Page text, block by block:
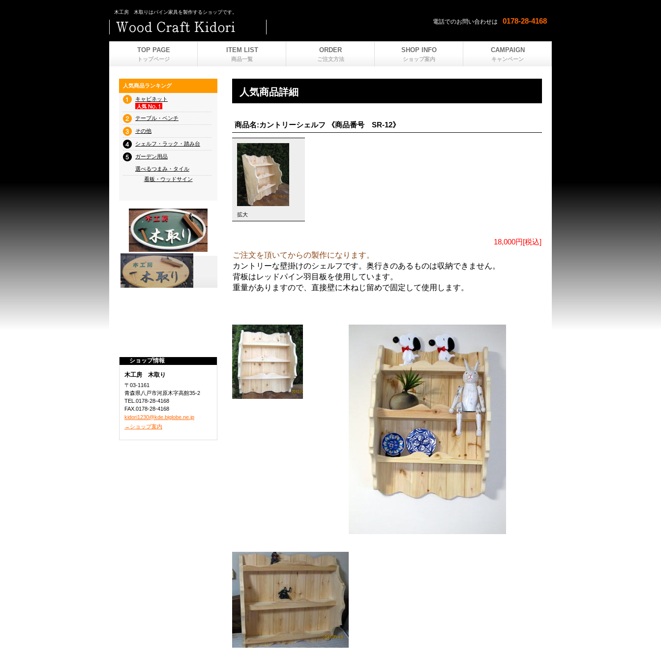
木工房 木取りはパイン家具を製作するショップです。
電話でのお問い合わせは 0178-28-4168
人気商品詳細
商品名:カントリーシェルフ 《商品番号 SR-12》
拡大
18,000円[税込]
ご注文を頂いてからの製作になります。
カントリーな壁掛けのシェルフです。奥行きのあるものは収納できません。
背板はレッドパイン羽目板を使用しています。
重量がありますので、直接壁に木ねじ留めで固定して使用します。
TOP PAGE
トップページ
ITEM LIST
商品一覧
ORDER
ご注文方法
SHOP INFO
ショップ案内
CAMPAIGN
キャンペーン
人気商品ランキング
キャビネット
テーブル・ベンチ
その他
シェルフ・ラック・踏み台
ガーデン用品
選べるつまみ・タイル
看板・ウッドサイン
ショップ情報
木工房 木取り
〒03-1161
青森県八戸市河原木字高館35-2
TEL.0178-28-4168
FAX.0178-28-4168
kidori1230@kde.biglobe.ne.jp
→ショップ案内